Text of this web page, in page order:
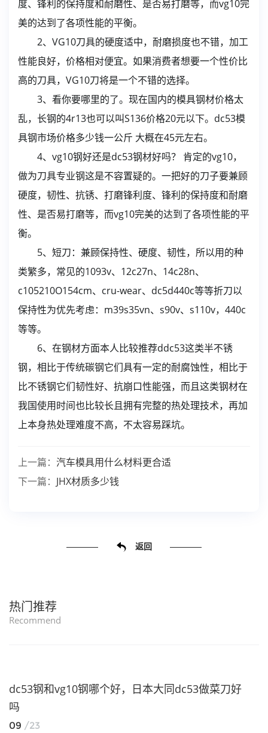
度、锋利的保持度和耐磨性、是否易打磨等，而vg10完
美的达到了各项性能的平衡。
2、VG10刀具的硬度适中，耐磨损度也不错，加工
性能良好，价格相对便宜。如果消费者想要一个性价比
高的刀具，VG10刀将是一个不错的选择。
3、看你要哪里的了。现在国内的模具钢材价格太
乱，长钢的4r13也可以叫S136价格20元以下。dc53模
具钢市场价格多少钱一公斤 大概在45元左右。
4、vg10钢好还是dc53钢材好吗？ 肯定的vg10，
做为刀具专业钢这是不容置疑的。一把好的刀子要兼顾
硬度，韧性、抗锈、打磨锋利度、锋利的保持度和耐磨
性、是否易打磨等，而vg10完美的达到了各项性能的平
衡。
5、短刀：兼顾保持性、硬度、韧性，所以用的种
类繁多，常见的1093v、12c27n、14c28n、
c105210O154cm、cru-wear、dc5d440c等等折刀以
保持性为优先考虑：m39s35vn、s90v、s110v，440c
等等。
6、在钢材方面本人比较推荐ddc53这类半不锈
钢，相比于传统碳钢它们具有一定的耐腐蚀性，相比于
比不锈钢它们韧性好、抗崩口性能强，而且这类钢材在
我国使用时间也比较长且拥有完整的热处理技术，再加
上本身热处理难度不高，不太容易踩坑。
上一篇： 汽车模具用什么材料更合适
下一篇： JHX材质多少钱
返回
热门推荐
Recommend
dc53钢和vg10钢哪个好，日本大同dc53做菜刀好
吗
09 /23